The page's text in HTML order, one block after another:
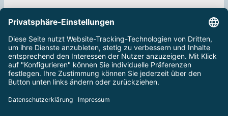
ZUM JOB
ALLE STELLEN